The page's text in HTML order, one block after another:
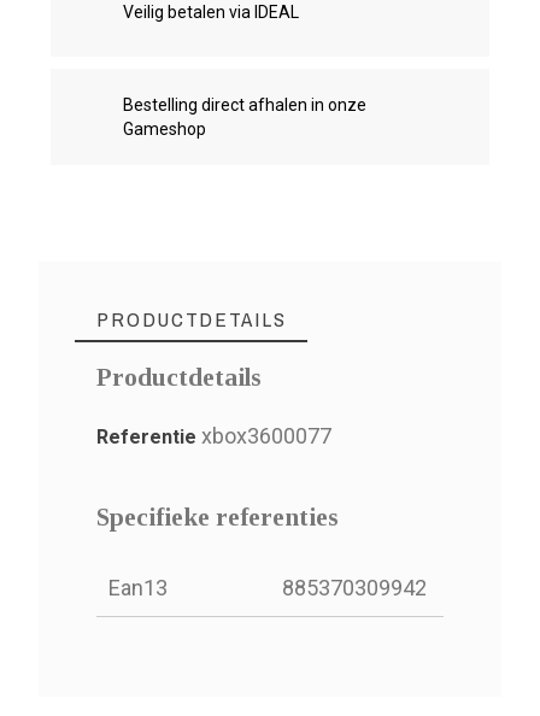
Veilig betalen via IDEAL
Bestelling direct afhalen in onze
Gameshop
PRODUCTDETAILS
Productdetails
Referentiexbox3600077
Specifieke referenties
Ean13 885370309942